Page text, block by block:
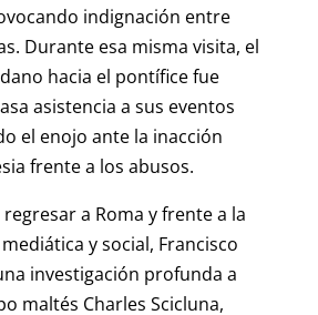
indignación entre
Durante esa misma visita, el
hacia el pontífice fue
asistencia a sus eventos
el enojo ante la inacción
frente a los abusos.
a Roma y frente a la
y social, Francisco
investigación profunda a
maltés Charles Scicluna,